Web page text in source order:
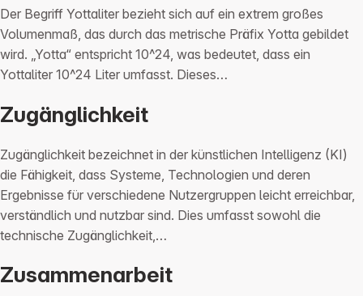
Der Begriff Yottaliter bezieht sich auf ein extrem großes
Volumenmaß, das durch das metrische Präfix Yotta gebildet
wird. „Yotta“ entspricht 10^24, was bedeutet, dass ein
Yottaliter 10^24 Liter umfasst. Dieses…
Zugänglichkeit
Zugänglichkeit bezeichnet in der künstlichen Intelligenz (KI)
die Fähigkeit, dass Systeme, Technologien und deren
Ergebnisse für verschiedene Nutzergruppen leicht erreichbar,
verständlich und nutzbar sind. Dies umfasst sowohl die
technische Zugänglichkeit,…
Zusammenarbeit